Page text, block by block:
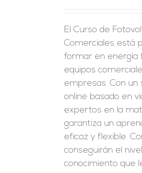
El Curso de
Comerciales está
formar en energía
equipos
empresas. Con un
online basado en
expertos en la
garantiza un
eficaz y flexible.
conseguirán el
conocimiento que